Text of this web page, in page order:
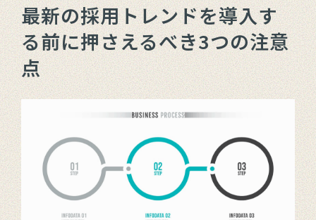
最新の採用トレンドを導入す
る前に押さえるべき3つの注意
点